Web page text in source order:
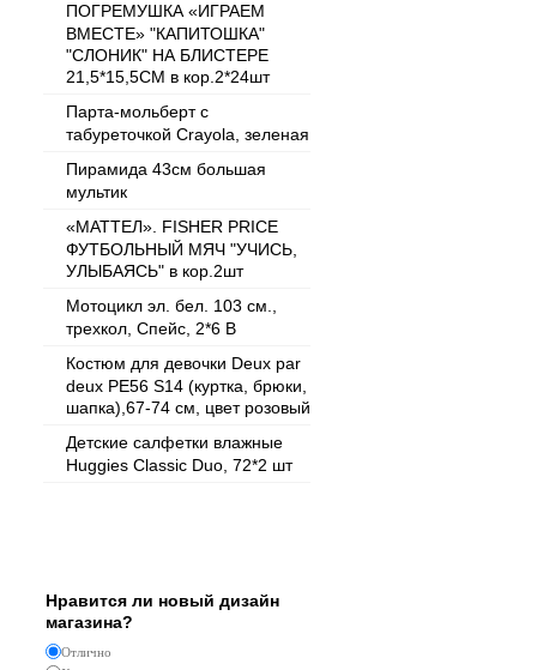
ПОГРЕМУШКА «ИГРАЕМ
ВМЕСТЕ» "КАПИТОШКА"
"СЛОНИК" НА БЛИСТЕРЕ
21,5*15,5СМ в кор.2*24шт
Парта-мольберт с
табуреточкой Crayola, зеленая
Пирамида 43см большая
мультик
«МАТТЕЛ». FISHER PRICE
ФУТБОЛЬНЫЙ МЯЧ "УЧИСЬ,
УЛЫБАЯСЬ" в кор.2шт
Мотоцикл эл. бел. 103 см.,
трехкол, Спейс, 2*6 В
Костюм для девочки Deux par
deux PE56 S14 (куртка, брюки,
шапка),67-74 см, цвет розовый
Детские салфетки влажные
Huggies Classic Duo, 72*2 шт
Нравится ли новый дизайн
магазина?
Отлично